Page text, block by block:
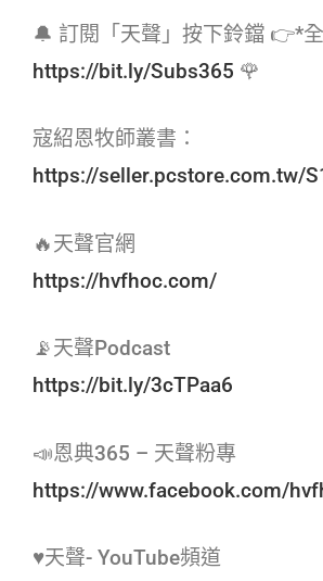
🔔 訂閱「天聲」按下鈴鐺 👉*
https://bit.ly/Subs365 🌹
寇紹恩牧師叢書：
https://seller.pcstore.com.tw/
🔥天聲官網
https://hvfhoc.com/
📡天聲Podcast
https://bit.ly/3cTPaa6
📣恩典365 – 天聲粉專
https://www.facebook.com/
♥天聲- YouTube頻道